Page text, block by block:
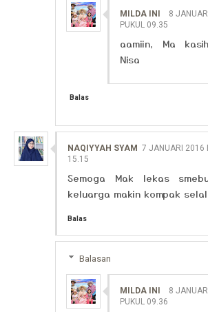
MILDA INI
8
PUKUL 09.35
aamiin, Ma
Nisa
Balas
NAQIYYAH SYAM 7 JANUARI 2016
15.15
Semoga Mak lekas
keluarga makin kompak
Balas
Balasan
MILDA INI
8
PUKUL 09.36